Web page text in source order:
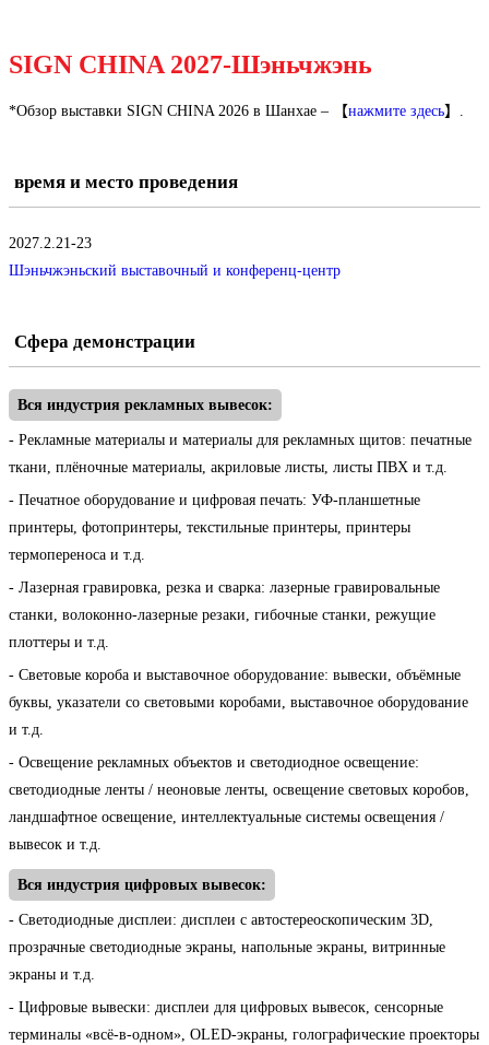
SIGN CHINA 2027-Шэньчжэнь
*Обзор выставки SIGN CHINA 2026 в Шанхае – 【нажмите здесь】.
время и место проведения
2027.2.21-23
Шэньчжэньский выставочный и конференц-центр
Сфера демонстрации
Вся индустрия рекламных вывесок:
- Рекламные материалы и материалы для рекламных щитов: печатные
ткани, плёночные материалы, акриловые листы, листы ПВХ и т.д.
- Печатное оборудование и цифровая печать: УФ-планшетные
принтеры, фотопринтеры, текстильные принтеры, принтеры
термопереноса и т.д.
- Лазерная гравировка, резка и сварка: лазерные гравировальные
станки, волоконно-лазерные резаки, гибочные станки, режущие
плоттеры и т.д.
- Световые короба и выставочное оборудование: вывески, объёмные
буквы, указатели со световыми коробами, выставочное оборудование
и т.д.
- Освещение рекламных объектов и светодиодное освещение:
светодиодные ленты / неоновые ленты, освещение световых коробов,
ландшафтное освещение, интеллектуальные системы освещения /
вывесок и т.д.
Вся индустрия цифровых вывесок:
- Светодиодные дисплеи: дисплеи с автостереоскопическим 3D,
прозрачные светодиодные экраны, напольные экраны, витринные
экраны и т.д.
- Цифровые вывески: дисплеи для цифровых вывесок, сенсорные
терминалы «всё-в-одном», OLED-экраны, голографические проекторы